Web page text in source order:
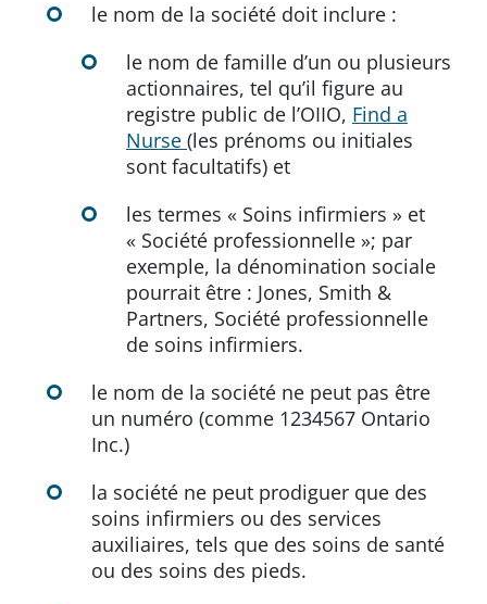
le nom de la société doit inclure :
le nom de famille d’un ou plusieurs
actionnaires, tel qu’il figure au
registre public de l’OIIO, Find a
Nurse (les prénoms ou initiales
sont facultatifs) et
les termes « Soins infirmiers » et
« Société professionnelle »; par
exemple, la dénomination sociale
pourrait être : Jones, Smith &
Partners, Société professionnelle
de soins infirmiers.
le nom de la société ne peut pas être
un numéro (comme 1234567 Ontario
Inc.)
la société ne peut prodiguer que des
soins infirmiers ou des services
auxiliaires, tels que des soins de santé
ou des soins des pieds.